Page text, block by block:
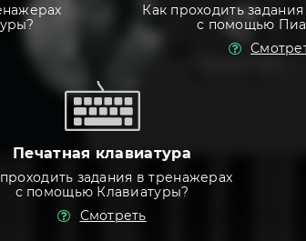
Как проходить
с помощью
Печатная клавиатура
задания в тренажерах
с помощью Клавиатуры?
Смотреть